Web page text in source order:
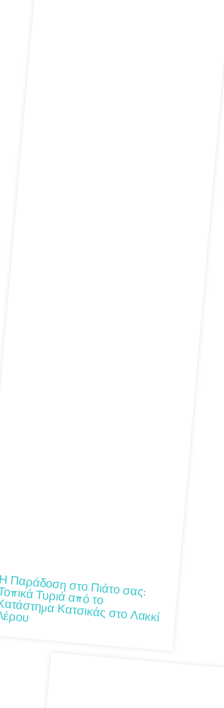
στο Πιάτο σας: Τοπικά Τυριά από το
Κατσικάς στο Λακκί